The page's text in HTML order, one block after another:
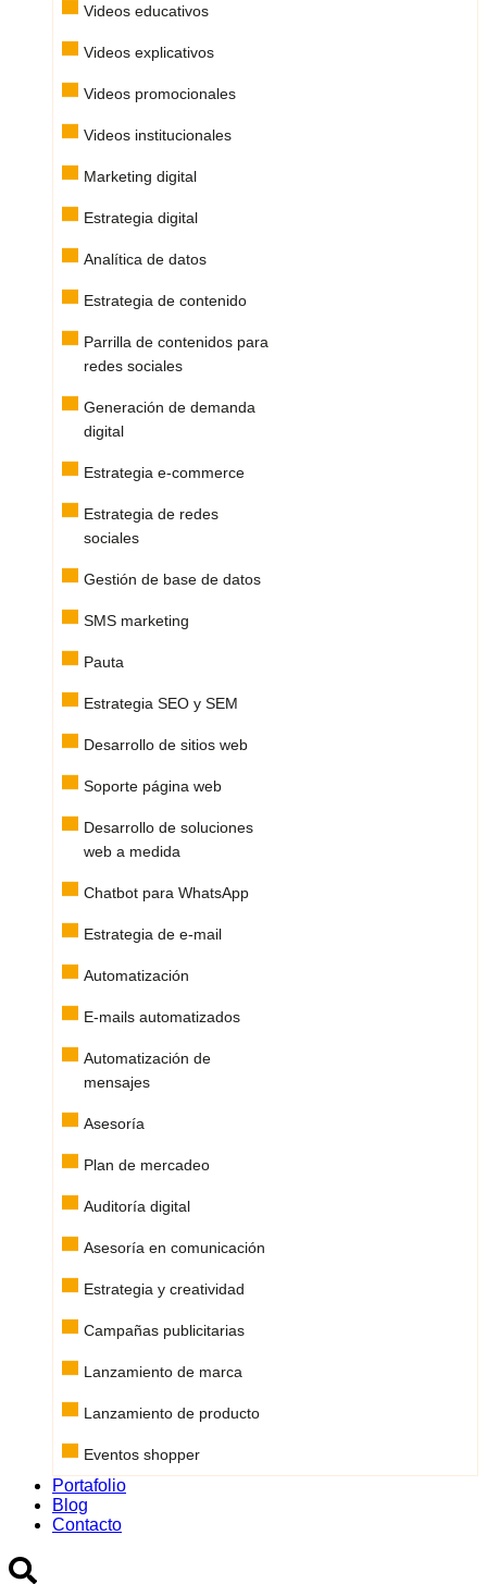
Videos educativos
Videos explicativos
Videos promocionales
Videos institucionales
Marketing digital
Estrategia digital
Analítica de datos
Estrategia de contenido
Parrilla de contenidos para
redes sociales
Generación de demanda
digital
Estrategia e-commerce
Estrategia de redes
sociales
Gestión de base de datos
SMS marketing
Pauta
Estrategia SEO y SEM
Desarrollo de sitios web
Soporte página web
Desarrollo de soluciones
web a medida
Chatbot para WhatsApp
Estrategia de e-mail
Automatización
E-mails automatizados
Automatización de
mensajes
Asesoría
Plan de mercadeo
Auditoría digital
Asesoría en comunicación
Estrategia y creatividad
Campañas publicitarias
Lanzamiento de marca
Lanzamiento de producto
Eventos shopper
Portafolio
Blog
Contacto